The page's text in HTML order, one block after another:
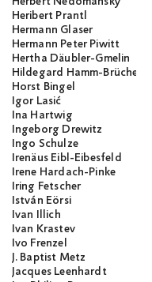
Heribert Prantl
Hermann Glaser
Hermann Peter Piwitt
Hertha Däubler-Gmelin
Hildegard Hamm-Brücher
Horst Bingel
Igor Lasić
Ina Hartwig
Ingeborg Drewitz
Ingo Schulze
Irenäus Eibl-Eibesfeld
Irene Hardach-Pinke
Iring Fetscher
István Eörsi
Ivan Illich
Ivan Krastev
Ivo Frenzel
J. Baptist Metz
Jacques Leenhardt